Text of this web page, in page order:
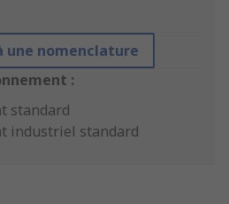
une nomenclature
:
standard
industriel standard